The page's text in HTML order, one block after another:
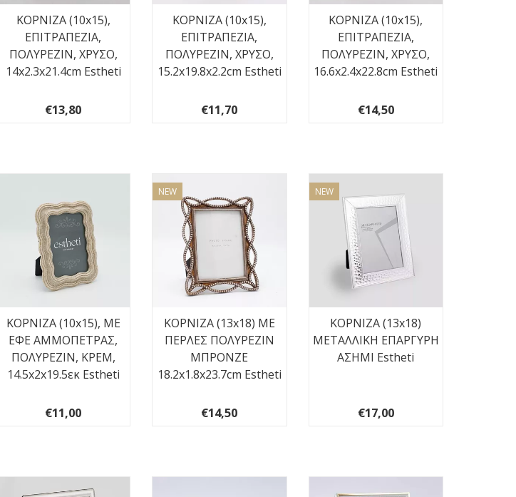
ΚΟΡΝΙΖΑ (10x15),
ΕΠΙΤΡΑΠΕΖΙΑ,
ΠΟΛΥΡΕΖΙΝ, ΧΡΥΣΟ,
14x2.3x21.4cm Estheti
€13,80
ΚΟΡΝΙΖΑ (10x15),
ΕΠΙΤΡΑΠΕΖΙΑ,
ΠΟΛΥΡΕΖΙΝ, ΧΡΥΣΟ,
15.2x19.8x2.2cm Estheti
€11,70
ΚΟΡΝΙΖΑ (10x15),
ΕΠΙΤΡΑΠΕΖΙΑ,
ΠΟΛΥΡΕΖΙΝ, ΧΡΥΣΟ,
16.6x2.4x22.8cm Estheti
€14,50
ΚΟΡΝΙΖΑ (10x15), ΜΕ
ΕΦΕ ΑΜΜΟΠΕΤΡΑΣ,
ΠΟΛΥΡΕΖΙΝ, ΚΡΕΜ,
14.5x2x19.5εκ Estheti
€11,00
NEW
ΚΟΡΝΙΖΑ (13x18) ΜΕ
ΠΕΡΛΕΣ ΠΟΛΥΡΕΖΙΝ
ΜΠΡΟΝΖΕ
18.2x1.8x23.7cm Estheti
€14,50
NEW
ΚΟΡΝΙΖΑ (13x18)
ΜΕΤΑΛΛΙΚΗ ΕΠΑΡΓΥΡΗ
ΑΣΗΜΙ Estheti
€17,00